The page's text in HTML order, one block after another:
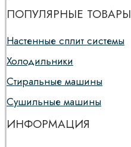
ПОПУЛЯРНЫЕ ТОВАРЫ
Настенные сплит системы
Холодильники
Стиральные машины
Сушильные машины
ИНФОРМАЦИЯ